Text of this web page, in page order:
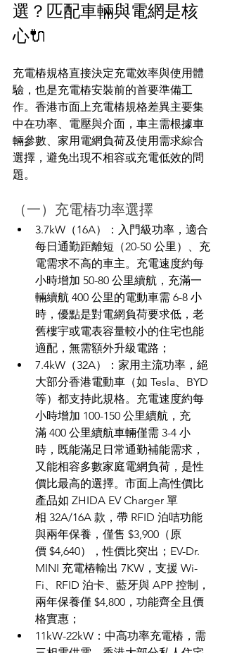
選？匹配車輛與電網是核
心🔌
充電樁規格直接決定充電效率與使用體
驗，也是充電樁安裝前的首要準備工
作。香港市面上充電樁規格差異主要集
中在功率、電壓與介面，車主需根據車
輛參數、家用電網負荷及使用需求綜合
選擇，避免出現不相容或充電低效的問
題。
（一）充電樁功率選擇
3.7kW（16A）：入門級功率，適合
每日通勤距離短（20-50 公里）、充
電需求不高的車主。充電速度約每
小時增加 50-80 公里續航，充滿一
輛續航 400 公里的電動車需 6-8 小
時，優點是對電網負荷要求低，老
舊樓宇或電表容量較小的住宅也能
適配，無需額外升級電路；
7.4kW（32A）：家用主流功率，絕
大部分香港電動車（如 Tesla、BYD
等）都支持此規格。充電速度約每
小時增加 100-150 公里續航，充
滿 400 公里續航車輛僅需 3-4 小
時，既能滿足日常通勤補能需求，
又能相容多數家庭電網負荷，是性
價比最高的選擇。市面上高性價比
產品如 ZHIDA EV Charger 單
相 32A/16A 款，帶 RFID 泊咭功能
與兩年保養，僅售 $3,900（原
價 $4,640），性價比突出；EV-Dr.
MINI 充電樁輸出 7KW，支援 Wi-
Fi、RFID 泊卡、藍牙與 APP 控制，
兩年保養僅 $4,800，功能齊全且價
格實惠；
11kW-22kW：中高功率充電樁，需